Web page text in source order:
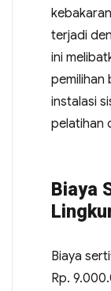
terjadi
ini
pemilihan
instalasi
pelatihan
Biaya
Biaya
Rp.